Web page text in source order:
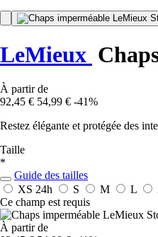
LeMieux
À partir de
92,45 € 54,99 € -41%
Restez élégante et protégée des
Taille
*
Guide des tailles
XS 24h S M L
Ce champ est requis
À partir de